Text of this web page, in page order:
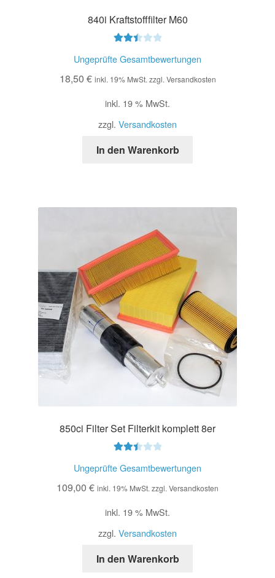
840i Kraftstofffilter M60
tet mit
2.49
Ungeprüfte Gesamtbewertungen
18,50 € inkl. 19% MwSt. zzgl. Versandkosten
inkl. 19 % MwSt.
zzgl. Versandkosten
In den Warenkorb
850ci Filter Set Filterkit komplett 8er
tet mit
2.52
Ungeprüfte Gesamtbewertungen
109,00 € inkl. 19% MwSt. zzgl. Versandkosten
inkl. 19 % MwSt.
zzgl. Versandkosten
In den Warenkorb